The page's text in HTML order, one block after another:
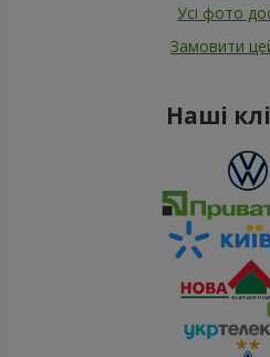
Усі фото
Замовити
Наші